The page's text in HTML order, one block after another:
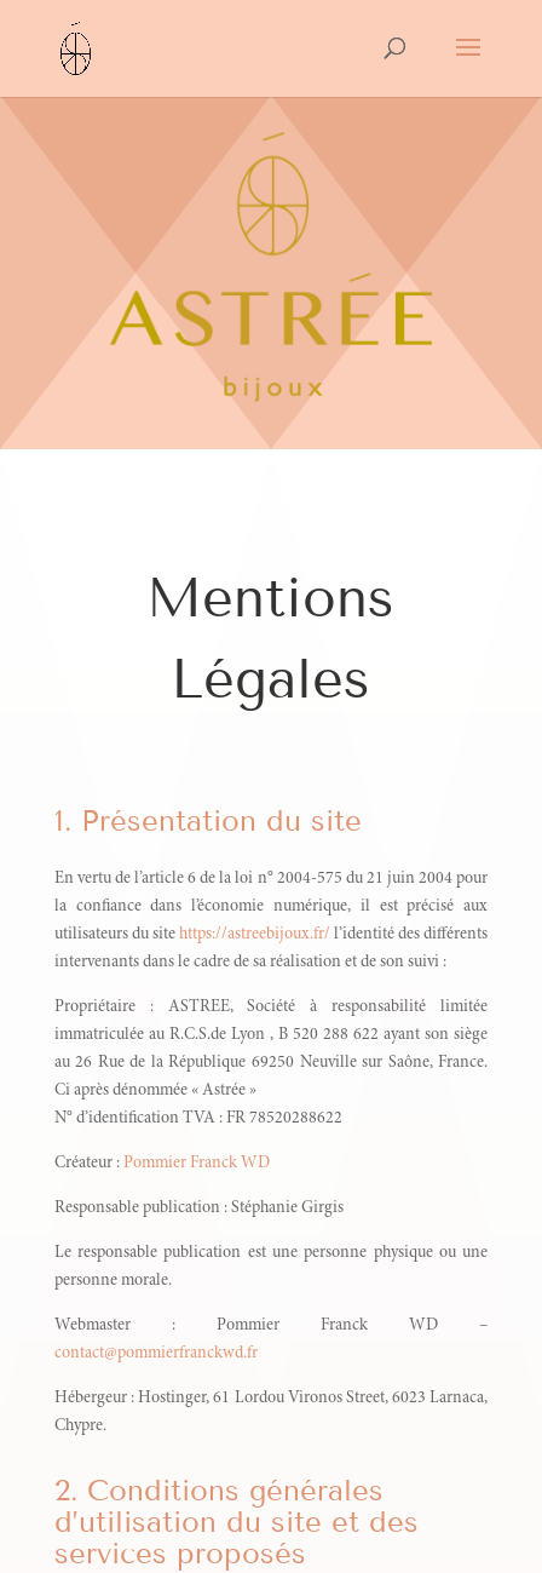
Mentions
Légales
1. Présentation du site
En vertu de l’article 6 de la loi n° 2004-575 du 21 juin 2004 pour
la confiance dans l’économie numérique, il est précisé aux
utilisateurs du site https://astreebijoux.fr/l’identité des différents
intervenants dans le cadre de sa réalisation et de son suivi :
Propriétaire : ASTREE, Société à responsabilité limitée
immatriculée au R.C.S.de Lyon , B 520 288 622 ayant son siège
au 26 Rue de la République 69250 Neuville sur Saône, France.
Ci après dénommée « Astrée »
N° d’identification TVA : FR 78520288622
Créateur :Pommier Franck WD
Responsable publication : Stéphanie Girgis
Le responsable publication est une personne physique ou une
personne morale.
Webmaster : Pommier Franck WD –
contact@pommierfranckwd.fr
Hébergeur : Hostinger, 61 Lordou Vironos Street, 6023 Larnaca,
Chypre.
2. Conditions générales
d’utilisation du site et des
services proposés